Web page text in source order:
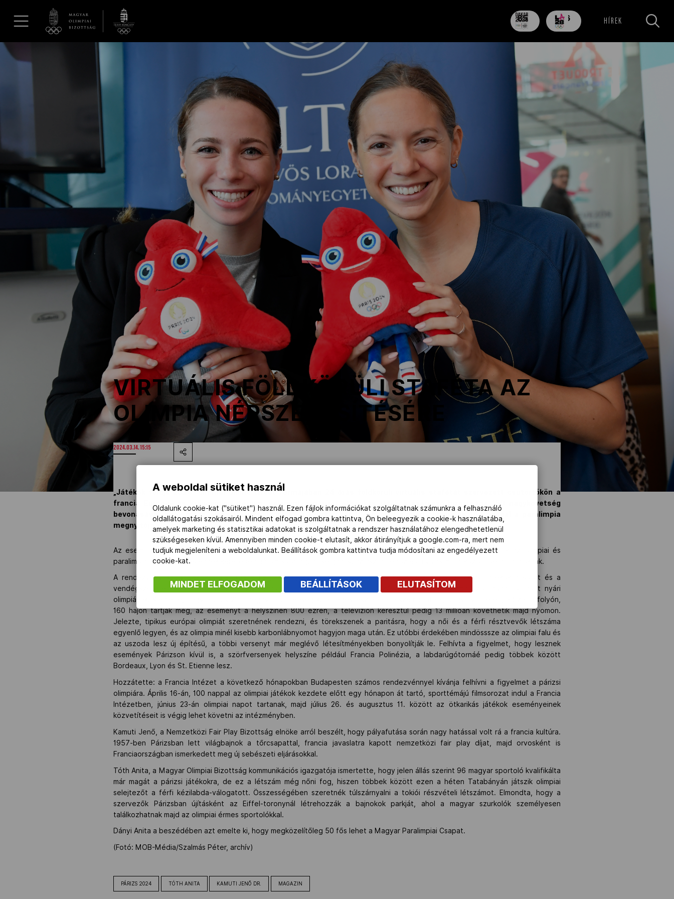
Los Angeles 2028
Kettőskarrier-program
Társszervezetek
OVEP
Adatbank
85
nap
706
nap HÍREK
VIRTUÁLIS FÖLDKÖRÜLI STAFÉTA AZ
OLIMPIA NÉPSZERŰSÍTÉSÉRE
2024.03.14. 15:15
„Játékok földje 2024” címmel online tweet formájában 24 órás földkörüli virtuális stafétát szervezett csütörtökön a
francia Európa- és Külügyminisztérium, valamint a párizsi ötkarikás játékok szervező bizottsága 150 nagykövetség
bevonásával, hogy mozgósítsa a sportvilágot és a szurkolókat 134 nappal a nyári olimpia és 164 nappal a paralimpia
megnyitója előtt.
Az esemény kapcsán a budapesti Francia Intézetben rendeztek sportnapot, abból a célból, hogy közvetítések az olimpiai és
paralimpiai értékeket, és ennek keretében három sportág, a cselgáncs, az asztalitenisz és a vívás mutatkozott be a fiataloknak.
A rendezvény sajtótájékoztatóján Claire Legras nagykövet hangsúlyozta, úgy készülnek, hogy a párizsi játékok a sport és a
vendégszeretet ünnepe legyen. Felidézte, hogy Franciaország 1900 és 1924 óta után idén harmadszor adhat otthont nyári
olimpiának. Kiemelte, hogy a július 26-i megnyitó ünnepség különleges lesz abból a szempontból, hogy nyílt téren, a Szajna folyón,
160 hajón tartják meg, az eseményt a helyszínen 800 ezren, a televízión keresztül pedig 13 millióan követhetik majd nyomon.
Jelezte, tipikus európai olimpiát szeretnének rendezni, és törekszenek a paritásra, hogy a női és a férfi résztvevők létszáma
egyenlő legyen, és az olimpia minél kisebb karbonlábnyomot hagyjon maga után. Ez utóbbi érdekében mindösssze az olimpiai falu és
az uszoda lesz új építésű, a többi versenyt már meglévő létesítményekben bonyolítják le. Felhívta a figyelmet, hogy lesznek
események Párizson kívül is, a szörfversenyek helyszíne például Francia Polinézia, a labdarúgótornáé pedig többek között
Bordeaux, Lyon és St. Etienne lesz.
Hozzátette: a Francia Intézet a következő hónapokban Budapesten számos rendezvénnyel kívánja felhívni a figyelmet a párizsi
olimpiára. Április 16-án, 100 nappal az olimpiai játékok kezdete előtt egy hónapon át tartó, sporttémájú filmsorozat indul a Francia
Intézetben, június 23-án olimpiai napot tartanak, majd július 26. és augusztus 11. között az ötkarikás játékok eseményeinek
közvetítéseit is végig lehet követni az intézményben.
Kamuti Jenő, a Nemzetközi Fair Play Bizottság elnöke arról beszélt, hogy pályafutása során nagy hatással volt rá a francia kultúra.
1957-ben Párizsban lett világbajnok a tőrcsapattal, francia javaslatra kapott nemzetközi fair play díjat, majd orvosként is
Franciaországban ismerkedett meg új sebészeti eljárásokkal.
Tóth Anita, a Magyar Olimpiai Bizottság kommunikációs igazgatója ismertette, hogy jelen állás szerint 96 magyar sportoló kvalifikálta
már magát a párizsi játékokra, de ez a létszám még nőni fog, hiszen többek között ezen a héten Tatabányán játszik olimpiai
selejtezőt a férfi kézilabda-válogatott. Összességében szeretnék túlszárnyalni a tokiói részvételi létszámot. Elmondta, hogy a
szervezők Párizsban újításként az Eiffel-toronynál létrehozzák a bajnokok parkját, ahol a magyar szurkolók személyesen
találkozhatnak majd az olimpiai érmes sportolókkal.
Dányi Anita a beszédében azt emelte ki, hogy megközelítőleg 50 fős lehet a Magyar Paralimpiai Csapat.
(Fotó: MOB-Média/Szalmás Péter, archív)
PÁRIZS 2024 TÓTH ANITA KAMUTI JENŐ DR. MAGAZIN
A weboldal sütiket használ
Oldalunk cookie-kat ("sütiket") használ. Ezen fájlok információkat szolgáltatnak számunkra a felhasználó
oldallátogatási szokásairól. Mindent elfogad gombra kattintva, Ön beleegyezik a cookie-k használatába,
amelyek marketing és statisztikai adatokat is szolgáltatnak a rendszer használatához elengedhetetlenül
szükségeseken kívül. Amennyiben minden cookie-t elutasít, akkor átirányítjuk a google.com-ra, mert nem
tudjuk megjeleníteni a weboldalunkat. Beállítások gombra kattintva tudja módosítani az engedélyezett
cookie-kat.
MINDET ELFOGADOM BEÁLLÍTÁSOK ELUTASÍTOM